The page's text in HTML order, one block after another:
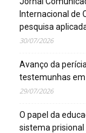
Internacional de
pesquisa
30/07/2026
Avanço da
testemunhas
29/07/2026
O papel da
sistema prisional